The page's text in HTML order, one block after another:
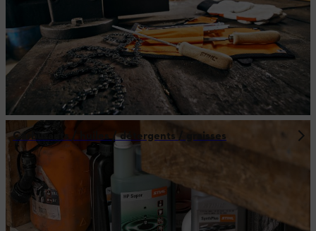
Carburants / huiles / détergents / graisses